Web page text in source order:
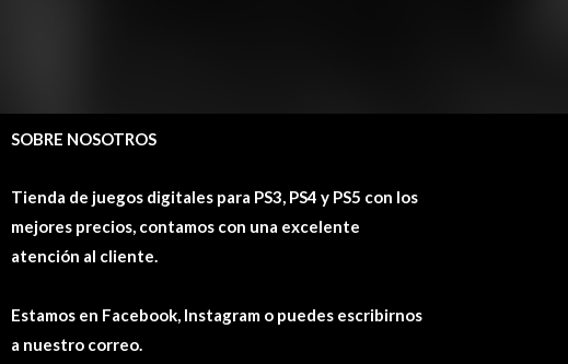
SOBRE NOSOTROS
Tienda de juegos digitales para PS3, PS4 y PS5 con los
mejores precios, contamos con una excelente
atención al cliente.
Estamos en Facebook, Instagram o puedes escribirnos
a nuestro correo.